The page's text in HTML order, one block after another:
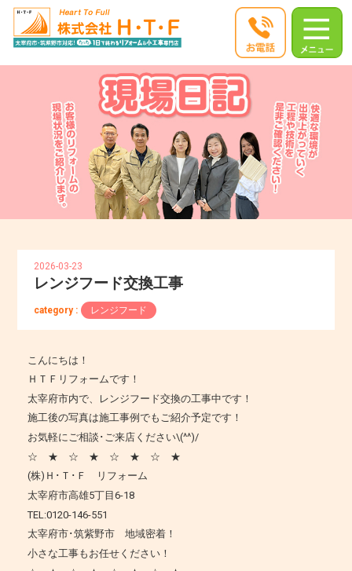
2026-03-23
レンジフード交換工事
category : レンジフード
こんにちは！
ＨＴＦリフォームです！
太宰府市内で、レンジフード交換の工事中です！
施工後の写真は施工事例でもご紹介予定です！
お気軽にご相談･ご来店ください\(^^)/
☆ ★ ☆ ★ ☆ ★ ☆ ★
(株)Ｈ･Ｔ･Ｆ リフォーム
太宰府市高雄5丁目6-18
TEL:0120-146-551
太宰府市･筑紫野市 地域密着！
小さな工事もお任せください！